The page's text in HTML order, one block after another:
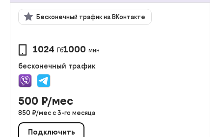
Бесконечный трафик на ВКонтакте
1024 Гб1000 мин
бесконечный трафик
500 ₽/мес
850 ₽/мес с 3-го месяца
Подключить